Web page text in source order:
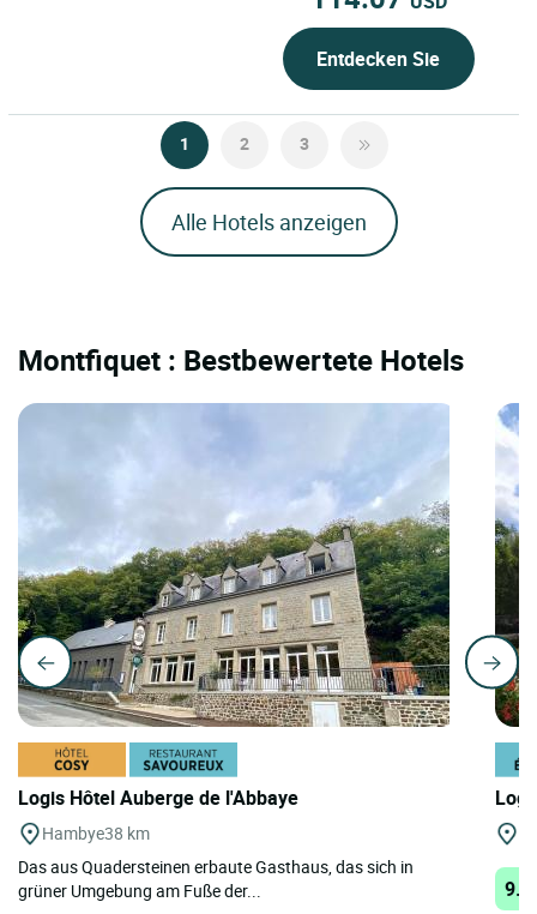
Entdecken Sie
1 2 3
Alle Hotels anzeigen
Montfiquet : Bestbewertete Hotels
Logis Hôtel Auberge de l'Abbaye
Hambye38 km
Das aus Quadersteinen erbaute Gasthaus, das sich in
grüner Umgebung am Fuße der...